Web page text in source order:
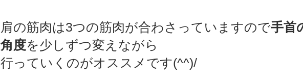
肩の筋肉は3つの筋肉が合わさっていますので手首
角度を少しずつ変えながら
行っていくのがオススメです(^^)/